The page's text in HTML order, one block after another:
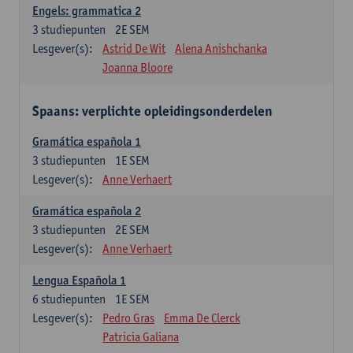
Engels: grammatica 2
2E SEM
3 studiepunten
Lesgever(s):
Astrid De Wit
Alena Anishchanka
Joanna Bloore
Spaans: verplichte opleidingsonderdelen
Gramática española 1
1E SEM
3 studiepunten
Lesgever(s):
Anne Verhaert
Gramática española 2
2E SEM
3 studiepunten
Lesgever(s):
Anne Verhaert
Lengua Española 1
1E SEM
6 studiepunten
Lesgever(s):
Pedro Gras
Emma De Clerck
Patricia Galiana